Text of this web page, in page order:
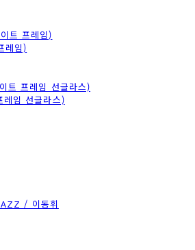
트 프레임)
레임)
트 프레임 선글라스)
임 선글라스)
/ 이동휘